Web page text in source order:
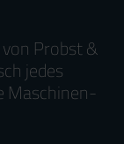
Probst &
jedes
Maschinen-